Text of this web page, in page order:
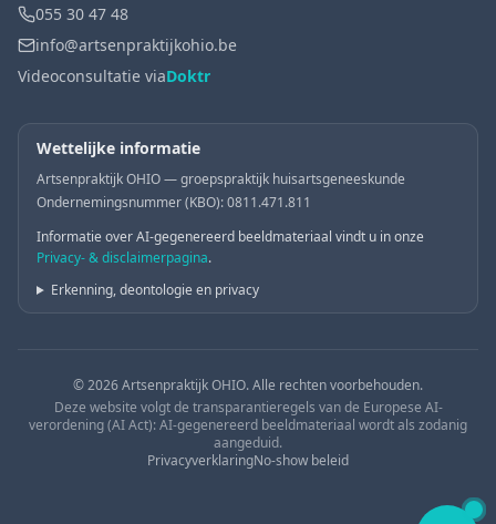
055 30 47 48
info@artsenpraktijkohio.be
Videoconsultatie viaDoktr
Wettelijke informatie
Artsenpraktijk OHIO — groepspraktijk huisartsgeneeskunde
Ondernemingsnummer (KBO): 0811.471.811
Informatie over AI-gegenereerd beeldmateriaal vindt u in onze
Privacy- & disclaimerpagina.
Erkenning, deontologie en privacy
© 2026 Artsenpraktijk OHIO. Alle rechten voorbehouden.
Deze website volgt de transparantieregels van de Europese AI-
verordening (AI Act): AI-gegenereerd beeldmateriaal wordt als zodanig
aangeduid.
PrivacyverklaringNo-show beleid